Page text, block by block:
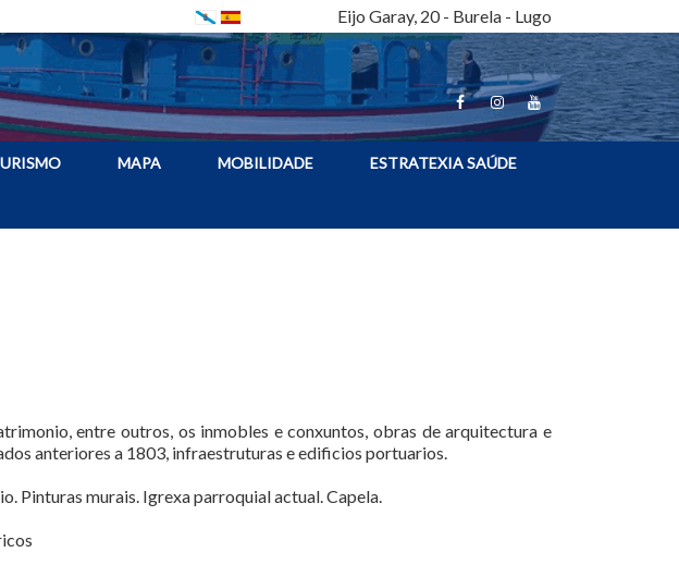
Eijo Garay, 20 - Burela - Lugo
MAPA MOBILIDADE ESTRATEXIA SAÚDE
entre outros, os inmobles e conxuntos, obras de arquitectura e
anteriores a 1803, infraestruturas e edificios portuarios.
Pinturas murais. Igrexa parroquial actual. Capela.